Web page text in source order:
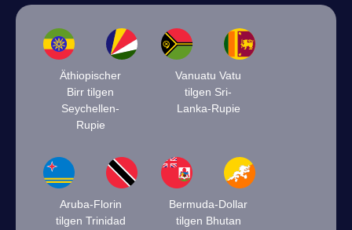
Äthiopischer
Birr tilgen
Seychellen-
Rupie
Vanuatu Vatu
tilgen Sri-
Lanka-Rupie
Aruba-Florin
tilgen Trinidad
Bermuda-Dollar
tilgen Bhutan